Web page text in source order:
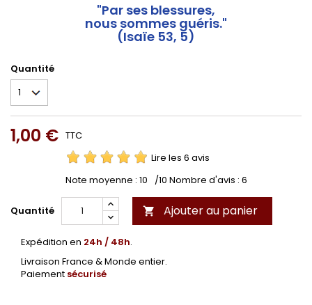
"Par ses blessures,
nous sommes guéris."
(Isaïe 53, 5)
Quantité
1,00 € TTC
Lire les 6 avis
Note moyenne : 10 /10 Nombre d'avis : 6
Quantité  Ajouter au panier
Expédition en 24h / 48h.
Livraison France & Monde entier.
Paiement sécurisé